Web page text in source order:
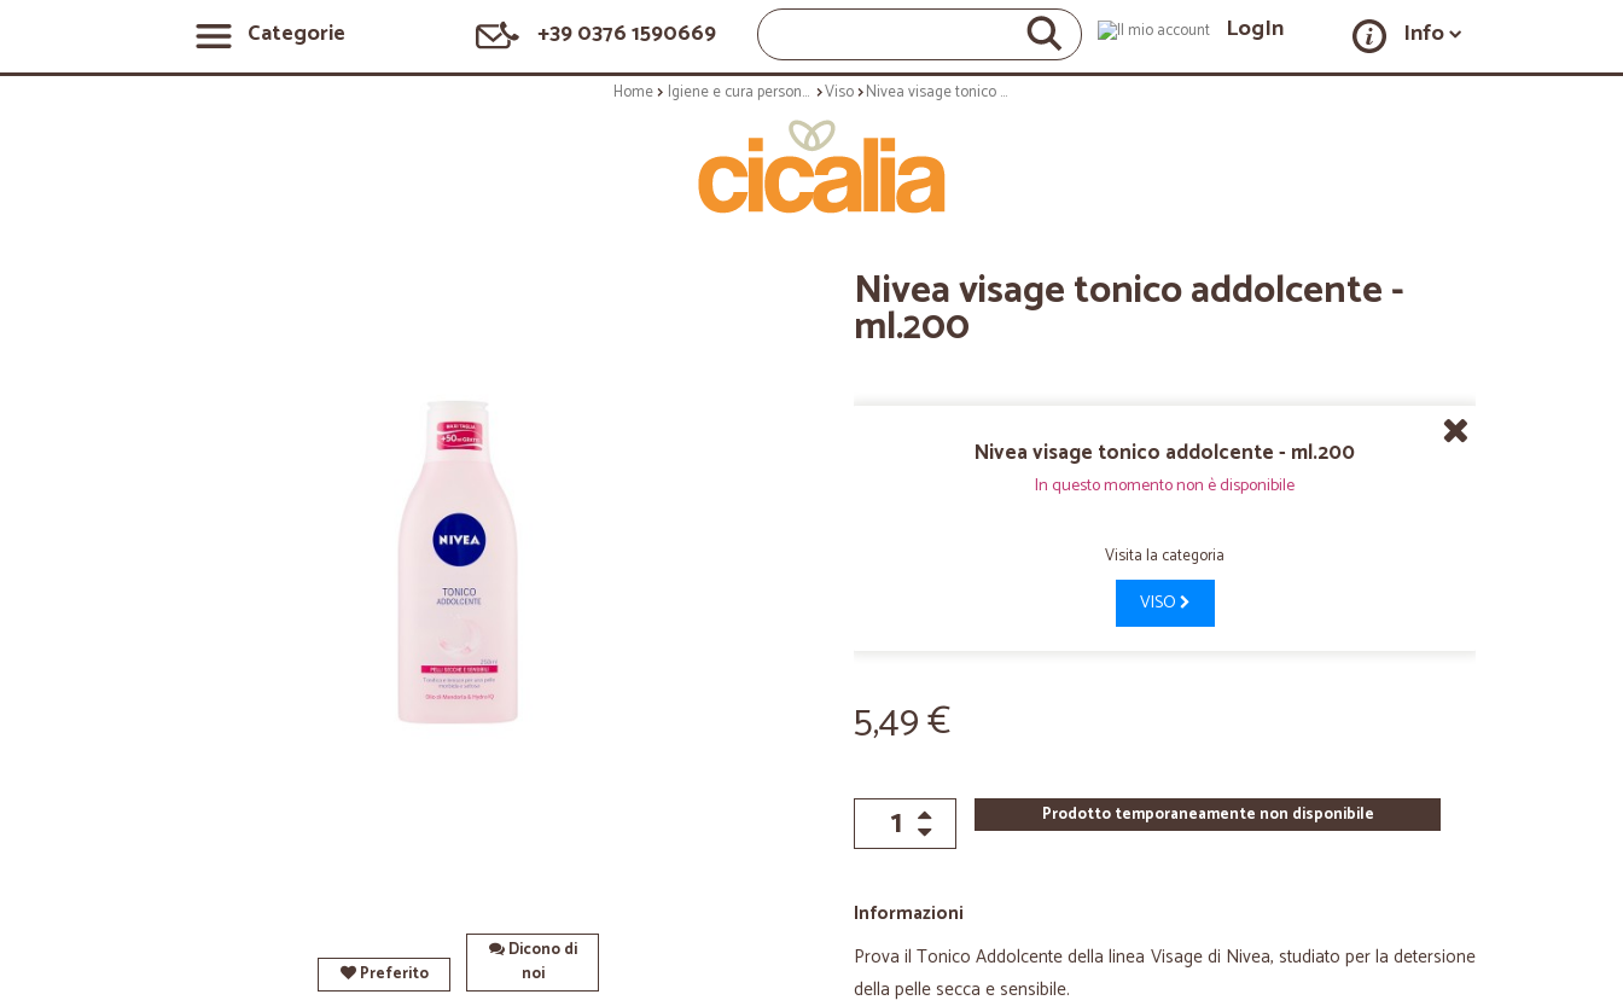
Categorie +39 0376 1590669 LogIn Info
Home Igiene e cura personale Viso Nivea visage tonico addolcente - ml.200
Preferito
Dicono di
noi
Nivea visage tonico addolcente -
ml.200
Nivea visage tonico addolcente - ml.200
In questo momento non è disponibile
Visita la categoria
VISO
5,49 €
Prodotto temporaneamente non disponibile
Informazioni
Prova il Tonico Addolcente della linea Visagedi Nivea, studiato per la detersione
della pelle secca e sensibile.